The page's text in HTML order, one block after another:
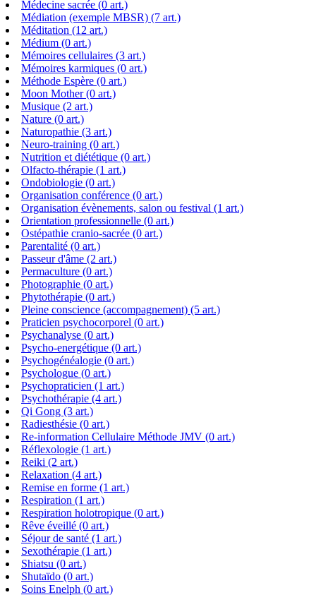
Médecine sacrée (0 art.)
Médiation (exemple MBSR) (7 art.)
Méditation (12 art.)
Médium (0 art.)
Mémoires cellulaires (3 art.)
Mémoires karmiques (0 art.)
Méthode Espère (0 art.)
Moon Mother (0 art.)
Musique (2 art.)
Nature (0 art.)
Naturopathie (3 art.)
Neuro-training (0 art.)
Nutrition et diététique (0 art.)
Olfacto-thérapie (1 art.)
Ondobiologie (0 art.)
Organisation conférence (0 art.)
Organisation évènements, salon ou festival (1 art.)
Orientation professionnelle (0 art.)
Ostépathie cranio-sacrée (0 art.)
Parentalité (0 art.)
Passeur d'âme (2 art.)
Permaculture (0 art.)
Photographie (0 art.)
Phytothérapie (0 art.)
Pleine conscience (accompagnement) (5 art.)
Praticien psychocorporel (0 art.)
Psychanalyse (0 art.)
Psycho-energétique (0 art.)
Psychogénéalogie (0 art.)
Psychologue (0 art.)
Psychopraticien (1 art.)
Psychothérapie (4 art.)
Qi Gong (3 art.)
Radiesthésie (0 art.)
Re-information Cellulaire Méthode JMV (0 art.)
Réflexologie (1 art.)
Reiki (2 art.)
Relaxation (4 art.)
Remise en forme (1 art.)
Respiration (1 art.)
Respiration holotropique (0 art.)
Rêve éveillé (0 art.)
Séjour de santé (1 art.)
Sexothérapie (1 art.)
Shiatsu (0 art.)
Shutaïdo (0 art.)
Soins Enelph (0 art.)